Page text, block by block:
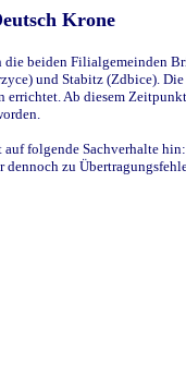
Krone
beiden Filialgemeinden
und Stabitz (Zdbice).
Ab diesem
auf folgende Sachverhalte
zu